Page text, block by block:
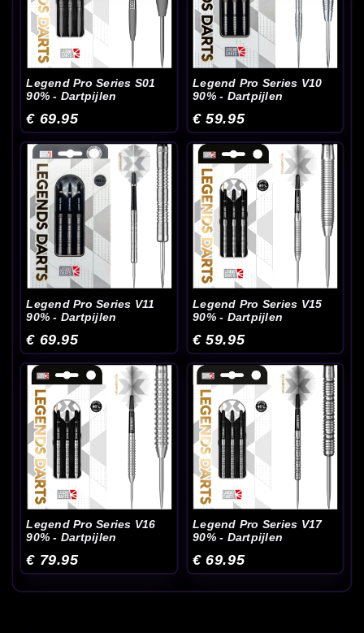
Legend Pro Series S01
90% - Dartpijlen
€ 69.95
Legend Pro Series V10
90% - Dartpijlen
€ 59.95
Legend Pro Series V11
90% - Dartpijlen
€ 69.95
Legend Pro Series V15
90% - Dartpijlen
€ 59.95
Legend Pro Series V16
90% - Dartpijlen
€ 79.95
Legend Pro Series V17
90% - Dartpijlen
€ 69.95